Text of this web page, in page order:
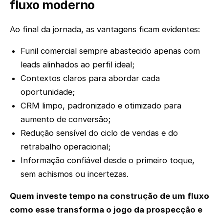
fluxo moderno
Ao final da jornada, as vantagens ficam evidentes:
Funil comercial sempre abastecido apenas com
leads alinhados ao perfil ideal;
Contextos claros para abordar cada
oportunidade;
CRM limpo, padronizado e otimizado para
aumento de conversão;
Redução sensível do ciclo de vendas e do
retrabalho operacional;
Informação confiável desde o primeiro toque,
sem achismos ou incertezas.
Quem investe tempo na construção de um fluxo
como esse transforma o jogo da prospecção e